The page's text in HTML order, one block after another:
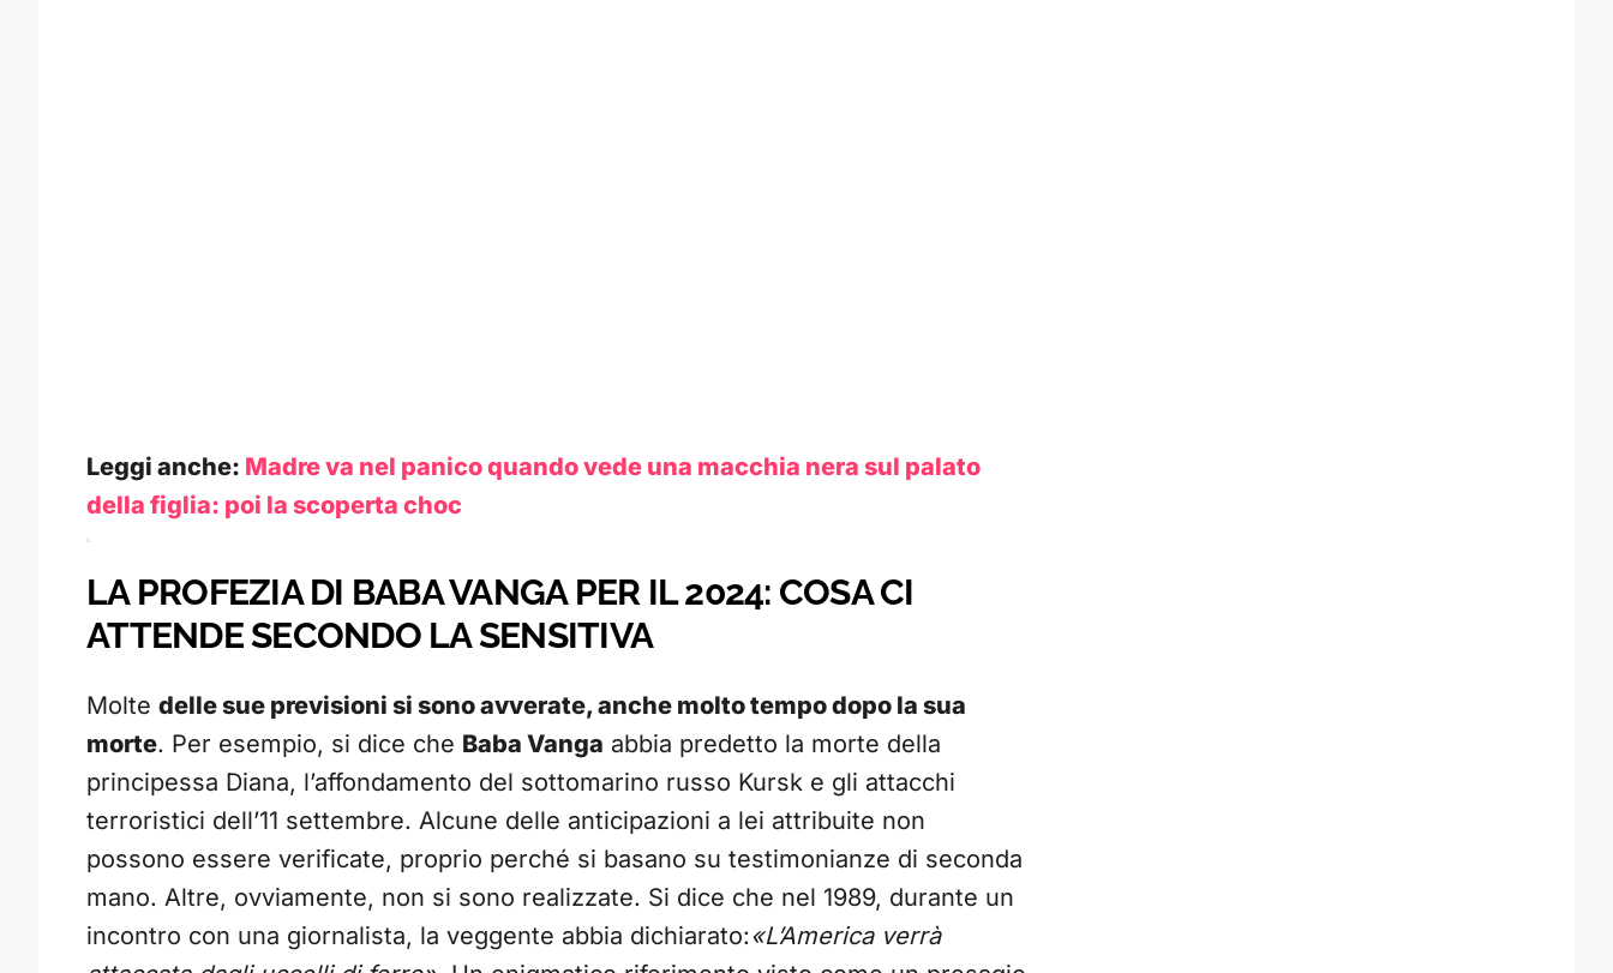
Leggi anche: Madre va nel panico quando vede una macchia nera sul palato
della figlia: poi la scoperta choc
LA PROFEZIA DI BABA VANGA PER IL 2024: COSA CI
ATTENDE SECONDO LA SENSITIVA
Molte delle sue previsioni si sono avverate, anche molto tempo dopo la sua
morte. Per esempio, si dice che Baba Vanga abbia predetto la morte della
principessa Diana, l’affondamento del sottomarino russo Kursk e gli attacchi
terroristici dell’11 settembre. Alcune delle anticipazioni a lei attribuite non
possono essere verificate, proprio perché si basano su testimonianze di seconda
mano. Altre, ovviamente, non si sono realizzate. Si dice che nel 1989, durante un
incontro con una giornalista, la veggente abbia dichiarato:«L’America verrà